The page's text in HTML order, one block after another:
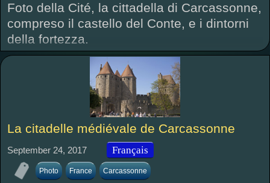
Foto della Cité, la cittadella di Carcassonne,
compreso il castello del Conte, e i dintorni
della fortezza.
La citadelle médiévale de Carcassonne
September 24, 2017 Français
Photo France Carcassonne